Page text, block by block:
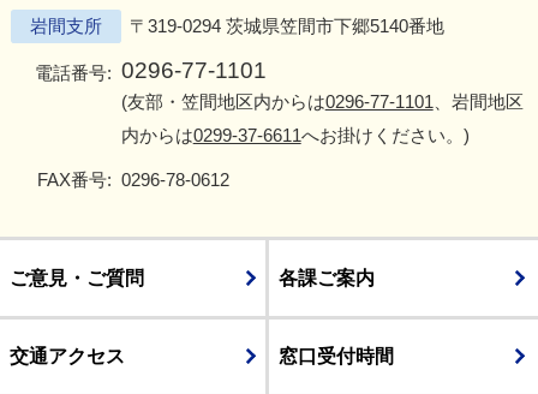
岩間支所 〒319-0294 茨城県笠間市下郷5140番地
電話番号: 0296-77-1101
(友部・笠間地区内からは0296-77-1101 、岩間地区
内からは0299-37-6611へお掛けください。)
FAX番号: 0296-78-0612
ご意見・ご質問 各課ご案内
交通アクセス 窓口受付時間